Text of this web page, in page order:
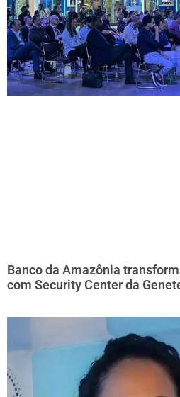
Banco da Amazônia
com Security Center da